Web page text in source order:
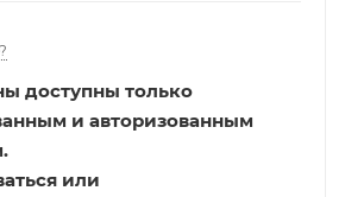
доступны только
и авторизованным
или